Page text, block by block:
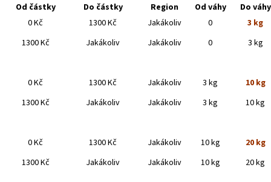
Od částky Do částky Region Od váhy
Do váhy
0 Kč
1300 Kč Jakákoliv 0
3 kg
1300 Kč
Jakákoliv Jakákoliv 0 3 kg
0 Kč 1300 Kč Jakákoliv 3 kg
10 kg
1300 Kč
Jakákoliv Jakákoliv 3 kg 10 kg
0 Kč 1300 Kč Jakákoliv 10 kg
20 kg
1300 Kč
Jakákoliv Jakákoliv 10 kg 20 kg